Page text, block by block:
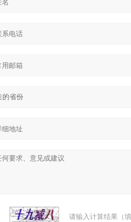
请输入计算结果（